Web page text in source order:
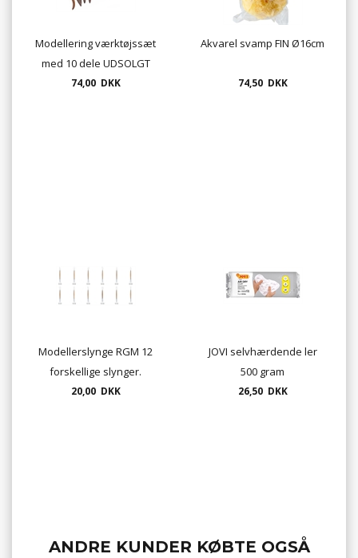
Modellering værktøjssæt
med 10 dele UDSOLGT
74,00 DKK
Akvarel svamp FIN Ø16cm
74,50 DKK
Modellerslynge RGM 12
forskellige slynger.
20,00 DKK
JOVI selvhærdende ler
500 gram
26,50 DKK
ANDRE KUNDER KØBTE OGSÅ